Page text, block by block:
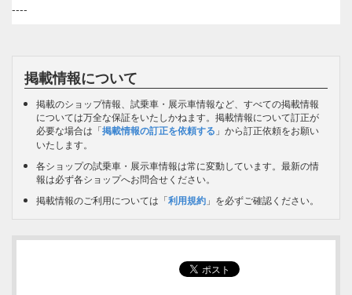
----
掲載情報について
掲載のショップ情報、試乗車・展示車情報など、すべての掲載情報
については万全な保証をいたしかねます。掲載情報について訂正が
必要な場合は「掲載情報の訂正を依頼する 」から訂正依頼をお願い
いたします。
各ショップの試乗車・展示車情報は常に変動しています。最新の情
報は必ず各ショップへお問合せください。
掲載情報のご利用については「利用規約 」を必ずご確認ください。